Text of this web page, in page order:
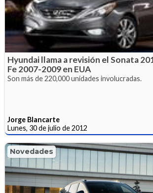
Hyundai llama a revisión el Sonata
Fe 2007-2009 en EUA
Son más de 220,000 unidades involucradas.
Jorge Blancarte
Lunes, 30 de julio de 2012
Novedades